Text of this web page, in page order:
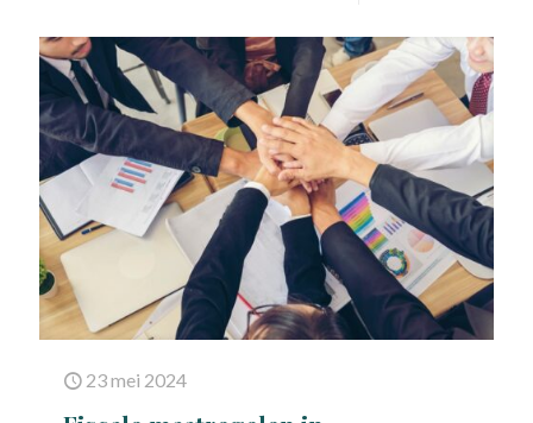
23 mei 2024